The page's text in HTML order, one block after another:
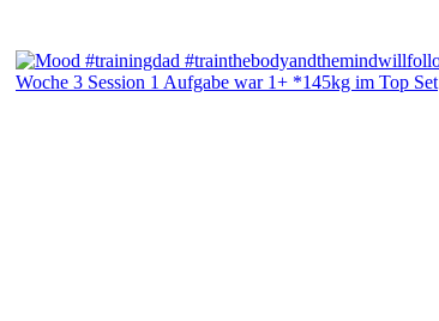
Woche 3 Session 1 Aufgabe war 1+ *145kg im Top Set